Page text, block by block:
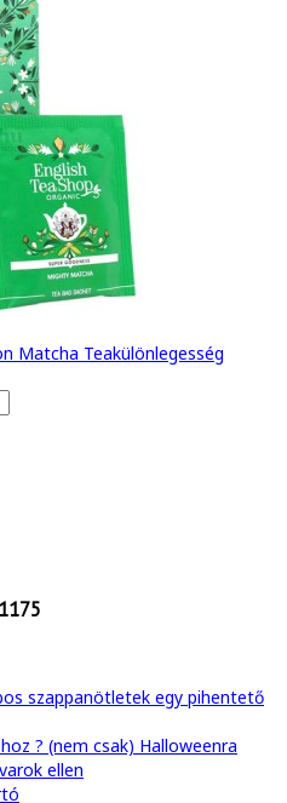
Matcha Teakülönlegesség
szappanötletek egy pihentető
? (nem csak) Halloweenra
ellen